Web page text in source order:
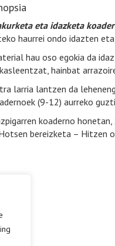
eta idazketa
haurrei ondo idazten
hau oso egokia da
hainbat
larria lantzen da
(9-12) aurreko
koaderno
bereizketa – Hitzen